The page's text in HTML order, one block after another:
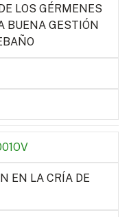
LOS GÉRMENES
BUENA GESTIÓN
EN LA CRÍA DE